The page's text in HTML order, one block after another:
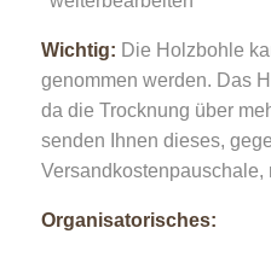
Wichtig: Die Holzbohle
genommen werden. Das
da die Trocknung über
senden Ihnen dieses,
Versandkostenpauschale,
Organisatorisches: